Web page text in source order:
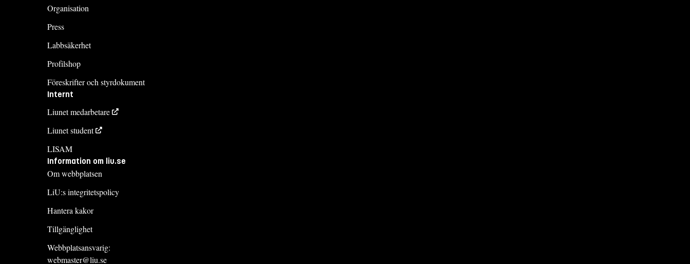
Organisation
Press
Labbsäkerhet
Profilshop
Föreskrifter och styrdokument
Internt
Liunet medarbetare
Liunet student
LISAM
Information om liu.se
Om webbplatsen
LiU:s integritetspolicy
Hantera kakor
Tillgänglighet
Webbplatsansvarig:
webmaster@liu.se